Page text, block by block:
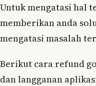
Untuk mengatasi hal
memberikan anda
mengatasi masalah
Berikut cara refund
dan langganan